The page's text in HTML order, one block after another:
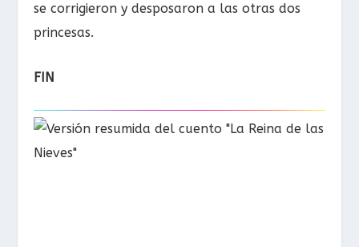
se corrigieron y desposaron a las otras dos
princesas.
FIN